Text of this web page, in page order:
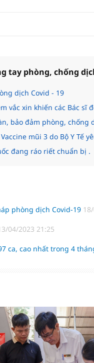
tay phòng, chống
dịch Covid - 19
vắc xin khiến các Bác sĩ
bảo đảm phòng, chống
mũi 3 do Bộ Y Tế
đang ráo riết chuẩn bị .
phòng dịch Covid-19
04/2023 21:25
ca, cao nhất trong 4